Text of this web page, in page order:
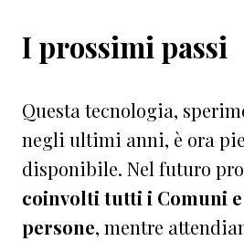
I prossimi passi
Questa tecnologia,
negli ultimi anni, è ora
disponibile. Nel futuro
coinvolti tutti i Comuni
persone, mentre